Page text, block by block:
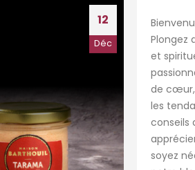
12
Déc
Plongez
et
de cœur,
les
conseils
soyez